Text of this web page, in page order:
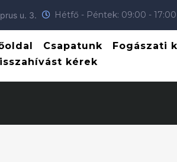
u. 3. Hétfő - Péntek: 09:00 - 17:00
Csapatunk Fogászati
kérek
404-